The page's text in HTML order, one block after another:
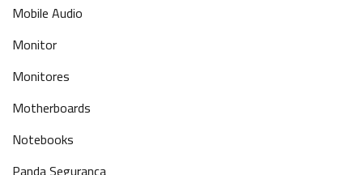
Mobile Audio
Monitor
Monitores
Motherboards
Notebooks